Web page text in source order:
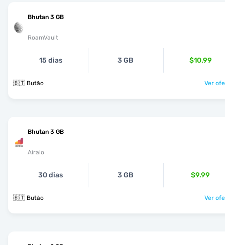
Bhutan 3 GB
RoamVault
15 dias 3 GB $10.99
🇧🇹 Butão Ver
Bhutan 3 GB
Airalo
30 dias 3 GB $9.99
🇧🇹 Butão Ver